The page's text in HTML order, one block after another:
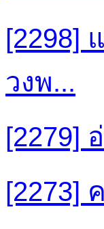
[2298]
วงพ...
[2279]
[2273]